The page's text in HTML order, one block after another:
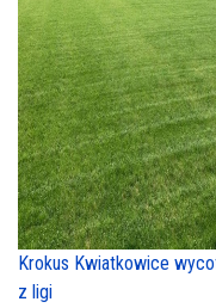
Krokus Kwiatkowice
z ligi